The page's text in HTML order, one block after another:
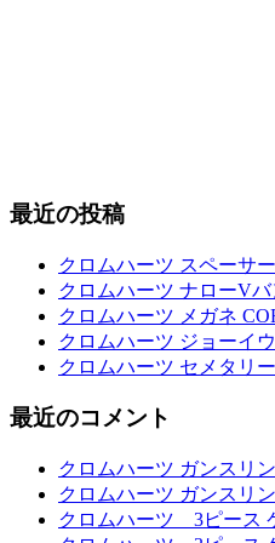
最近の投稿
クロムハーツ スペーサ
クロムハーツ ナローV
クロムハーツ メガネ
クロムハーツ ジョーイ
クロムハーツ セメタリ
最近のコメント
クロムハーツ ガンスリ
クロムハーツ ガンスリ
クロムハーツ 3ピース